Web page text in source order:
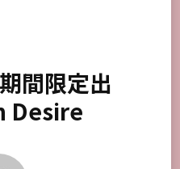
間限定出
Desire